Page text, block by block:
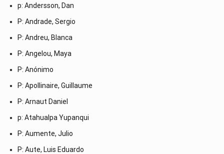
p: Andersson, Dan
P: Andrade, Sergio
P: Andreu, Blanca
P: Angelou, Maya
P: Anónimo
P: Apollinaire, Guillaume
P: Arnaut Daniel
p: Atahualpa Yupanqui
P: Aumente, Julio
P: Aute, Luis Eduardo